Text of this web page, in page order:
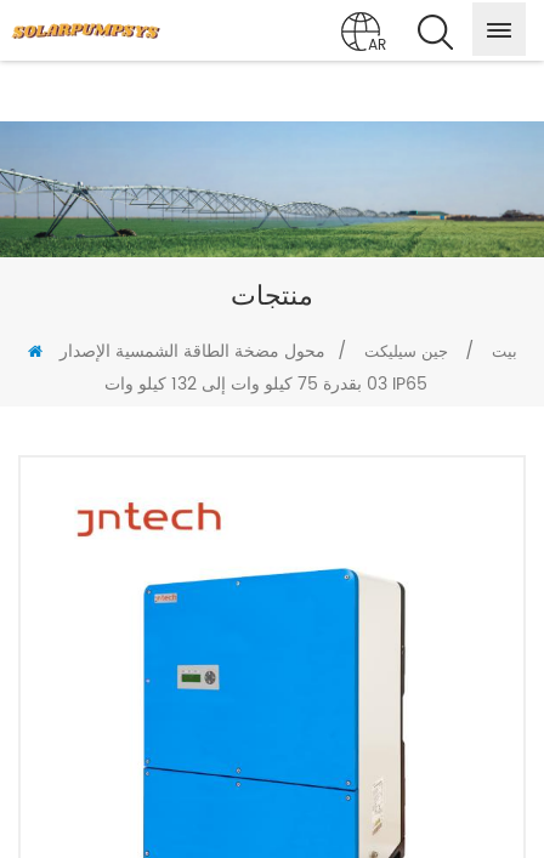
AR
منتجات
بيت / جين سيليكت / محول مضخة الطاقة الشمسية الإصدار
03 بقدرة 75 كيلو وات إلى 132 كيلو وات IP65